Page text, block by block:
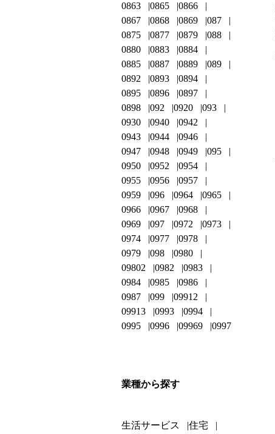
0863
0865
0866
0867
0868 0869
087
0875
0877 0879
088
0880
0883
0884
0885
0887 0889
089
0892
0893
0894
0895
0896
0897
0898
092 0920
093
0930
0940
0942
0943
0944
0946
0947
0948 0949
095
0950
0952
0954
0955
0956
0957
0959
096 0964
0965
0966
0967
0968
0969
097 0972
0973
0974
0977
0978
0979
098
0980
09802
0982
0983
0984
0985
0986
0987
099
09912
09913
0993
0994
0995
0996 09969 0997
業種から探す
生活サービス 住宅